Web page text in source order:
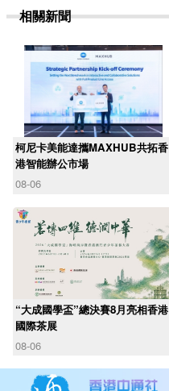
相關新聞
柯尼卡美能達攜MAXHUB共拓香
港智能辦公市場
08-06
“大成國學盃”總決賽8月亮相香港
國際茶展
08-06